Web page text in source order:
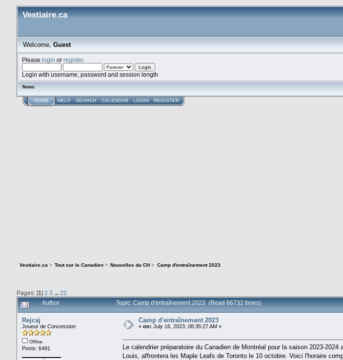
Vestiaire.ca
Welcome,Guest
Please login or register.
Login with username, password and session length
News:
HOME HELP SEARCH CALENDAR LOGIN REGISTER
Vestiaire.ca > Tout sur le Canadien > Nouvelles du CH > Camp d'entraînement 2023
Pages: [1] 2 3 ... 22
Author Topic: Camp d'entraînement 2023 (Read 66732 times)
Rejcaj
Joueur de Concession
Offline
Posts: 6491
Camp d'entraînement 2023
« on: July 16, 2023, 08:35:27 AM »
Le calendrier préparatoire du Canadien de Montréal pour la saison 2023-
Louis, affrontera les Maple Leafs de Toronto le 10 octobre. Voici l'horaire